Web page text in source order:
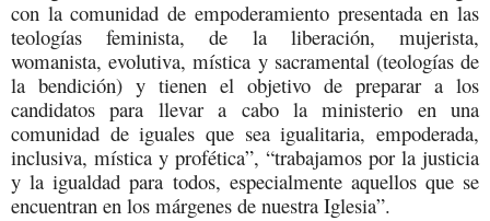
con la comunidad de empoderamiento presentada en las
teologías feminista, de la liberación, mujerista,
womanista, evolutiva, mística y sacramental (teologías de
la bendición) y tienen el objetivo de preparar a los
candidatos para llevar a cabo la ministerio en una
comunidad de iguales que sea igualitaria, empoderada,
inclusiva, mística y profética”, “trabajamos por la justicia
y la igualdad para todos, especialmente aquellos que se
encuentran en los márgenes de nuestra Iglesia”.